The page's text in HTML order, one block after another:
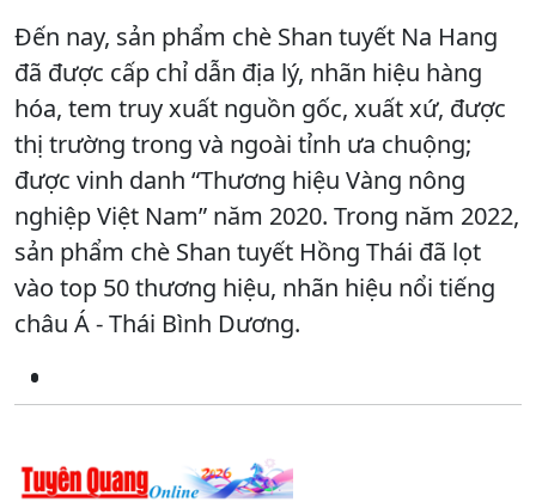
Đến nay, sản phẩm chè Shan tuyết Na Hang
đã được cấp chỉ dẫn địa lý, nhãn hiệu hàng
hóa, tem truy xuất nguồn gốc, xuất xứ, được
thị trường trong và ngoài tỉnh ưa chuộng;
được vinh danh “Thương hiệu Vàng nông
nghiệp Việt Nam” năm 2020. Trong năm 2022,
sản phẩm chè Shan tuyết Hồng Thái đã lọt
vào top 50 thương hiệu, nhãn hiệu nổi tiếng
châu Á - Thái Bình Dương.